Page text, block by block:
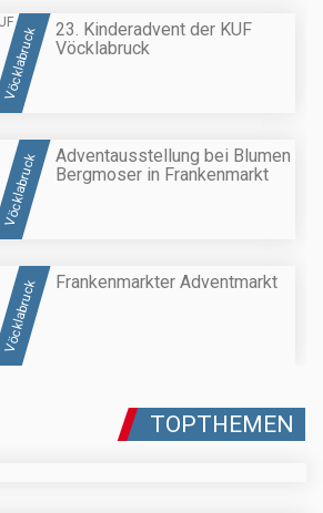
Vöcklabruck
23. Kinderadvent der KUF
Vöcklabruck
Vöcklabruck
Adventausstellung bei Blumen
Bergmoser in Frankenmarkt
Vöcklabruck Frankenmarkter Adventmarkt
TOPTHEMEN